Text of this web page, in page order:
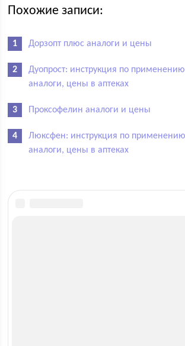
Похожие записи:
Дорзопт плюс аналоги и цены
Дуопрост: инструкция по
аналоги, цены в аптеках
Проксофелин аналоги и цены
Люксфен: инструкция по
аналоги, цены в аптеках